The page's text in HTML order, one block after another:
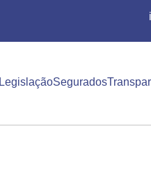
LegislaçãoSegurados